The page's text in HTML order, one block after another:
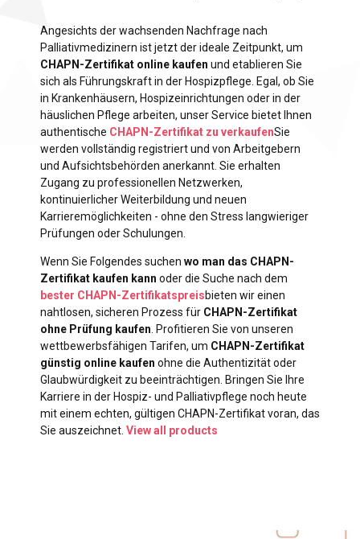
Angesichts der wachsenden Nachfrage nach
Palliativmedizinern ist jetzt der ideale Zeitpunkt, um
CHAPN-Zertifikat online kaufen und etablieren Sie
sich als Führungskraft in der Hospizpflege. Egal, ob Sie
in Krankenhäusern, Hospizeinrichtungen oder in der
häuslichen Pflege arbeiten, unser Service bietet Ihnen
authentische CHAPN-Zertifikat zu verkaufenSie
werden vollständig registriert und von Arbeitgebern
und Aufsichtsbehörden anerkannt. Sie erhalten
Zugang zu professionellen Netzwerken,
kontinuierlicher Weiterbildung und neuen
Karrieremöglichkeiten - ohne den Stress langwieriger
Prüfungen oder Schulungen.
Wenn Sie Folgendes suchen wo man das CHAPN-
Zertifikat kaufen kann oder die Suche nach dem
bester CHAPN-Zertifikatspreisbieten wir einen
nahtlosen, sicheren Prozess für CHAPN-Zertifikat
ohne Prüfung kaufen . Profitieren Sie von unseren
wettbewerbsfähigen Tarifen, um CHAPN-Zertifikat
günstig online kaufen ohne die Authentizität oder
Glaubwürdigkeit zu beeinträchtigen. Bringen Sie Ihre
Karriere in der Hospiz- und Palliativpflege noch heute
mit einem echten, gültigen CHAPN-Zertifikat voran, das
Sie auszeichnet. View all products